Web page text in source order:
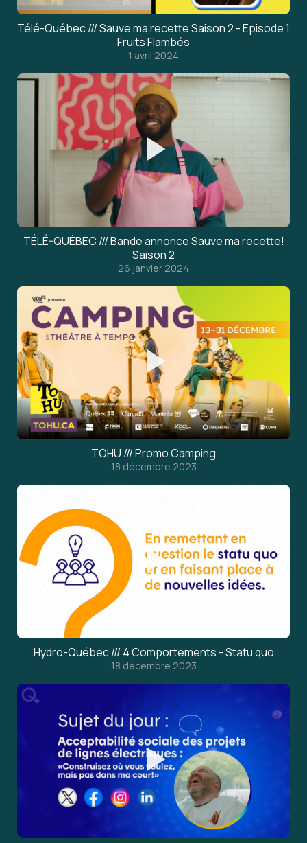
Télé-Québec /// Sauve ma recette Saison 2 - Episode 1
Fruits Flambés
1 avril 2024
TÉLÉ-QUÉBEC /// Bande annonce Sauve ma recette!
Saison 2
26 janvier 2024
TOHU /// Promo Camping
18 décembre 2023
Hydro-Québec /// 4 Comportements - Statu quo
18 décembre 2023